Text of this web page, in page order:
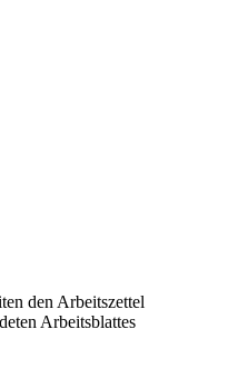
den Arbeitszettel
Arbeitsblattes